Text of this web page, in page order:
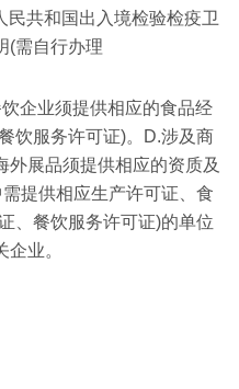
民共和国出入境检验检疫卫
(需自行办理
企业须提供相应的食品经
饮服务许可证)。D.涉及商
外展品须提供相应的资质及
提供相应生产许可证、食
、餐饮服务许可证)的单位
业。